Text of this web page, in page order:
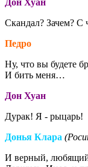
Скандал? Зачем? С
Педро
Ну, что вы будете
И бить меня…
Дон Хуан
Дурак! Я - рыцарь!
Донья Клара
И верный,